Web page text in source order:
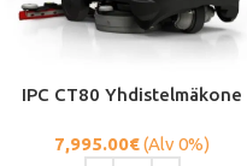
IPC CT80 Yhdistelmäkone
7,995.00€(Alv 0%)